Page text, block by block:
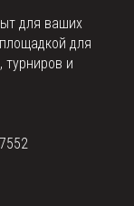
для ваших
для
и